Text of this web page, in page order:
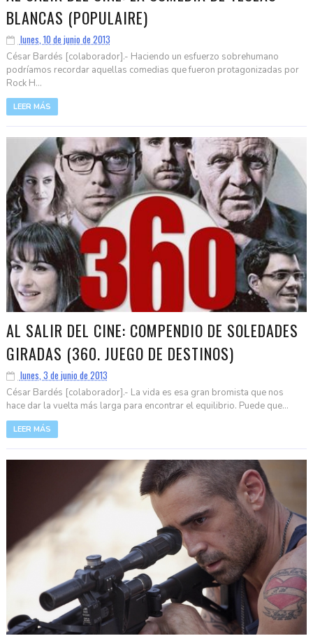
BLANCAS (POPULAIRE)
lunes, 10 de junio de 2013
César Bardés [colaborador].- Haciendo un esfuerzo sobrehumano
podríamos recordar aquellas comedias que fueron protagonizadas por
Rock H...
LEER MÁS
AL SALIR DEL CINE: COMPENDIO DE SOLEDADES
GIRADAS (360. JUEGO DE DESTINOS)
lunes, 3 de junio de 2013
César Bardés [colaborador].- La vida es esa gran bromista que nos
hace dar la vuelta más larga para encontrar el equilibrio. Puede que...
LEER MÁS